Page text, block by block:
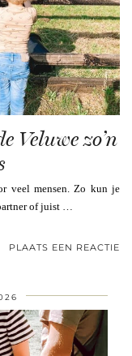
Veluwe zo’n
veel mensen. Zo kun je
of juist …
PLAATS EEN REACTIE